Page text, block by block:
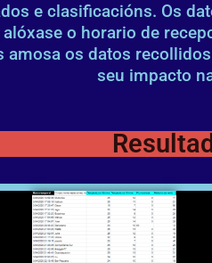
e clasificacións. Os
o horario de
amosa os datos
seu impacto